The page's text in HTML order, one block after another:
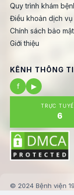
Quy trình khám
Điều khoản dịch vụ
Chính sách bảo mật
Giới thiệu
KÊNH THÔNG
f
▶
TRỰC
6
© 2024 Bệnh viện